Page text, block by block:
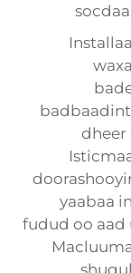
dheer
yaabaa
fudud oo aad